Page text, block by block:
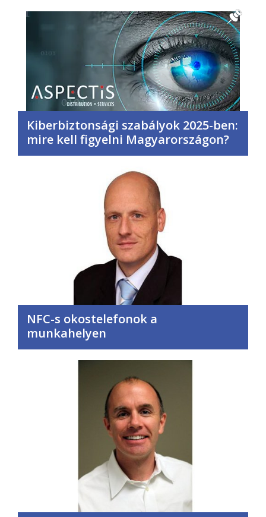
Kiberbiztonsági szabályok 2025-ben:
mire kell figyelni Magyarországon?
NFC-s okostelefonok a
munkahelyen